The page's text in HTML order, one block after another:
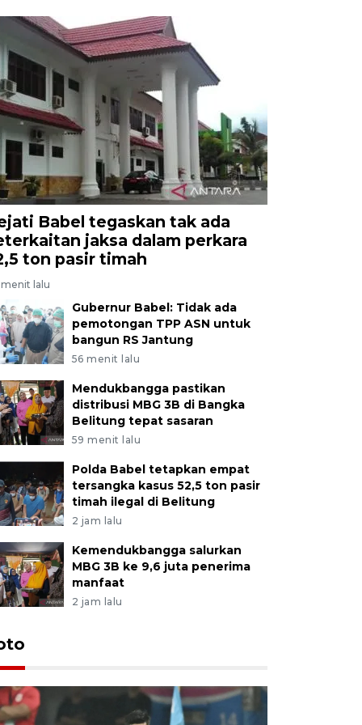
Babel tegaskan tak ada
jaksa dalam perkara
ton pasir timah
lalu
Gubernur Babel: Tidak ada
pemotongan TPP ASN untuk
bangun RS Jantung
56 menit lalu
Mendukbangga pastikan
distribusi MBG 3B di Bangka
Belitung tepat sasaran
59 menit lalu
Polda Babel tetapkan empat
tersangka kasus 52,5 ton pasir
timah ilegal di Belitung
2 jam lalu
Kemendukbangga salurkan
MBG 3B ke 9,6 juta penerima
manfaat
2 jam lalu